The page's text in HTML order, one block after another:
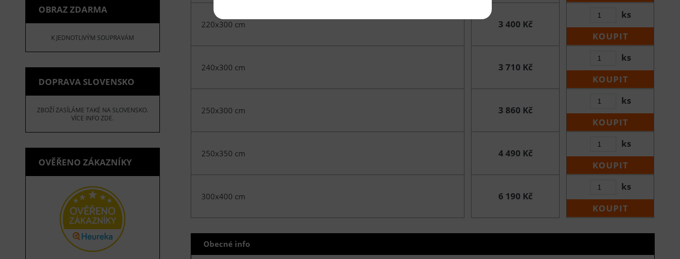
OBRAZ ZDARMA
K JEDNOTLIVÝM SOUPRAVÁM
DOPRAVA SLOVENSKO
ZBOŽÍ ZASÍLÁME TAKÉ NA SLOVENSKO.
VÍCE INFO ZDE.
OVĚŘENO ZÁKAZNÍKY
220x300 cm 3 400 Kč
ks
KOUPIT
240x300 cm 3 710 Kč
ks
KOUPIT
250x300 cm 3 860 Kč
ks
KOUPIT
250x350 cm 4 490 Kč
ks
KOUPIT
300x400 cm 6 190 Kč
ks
KOUPIT
Obecné info